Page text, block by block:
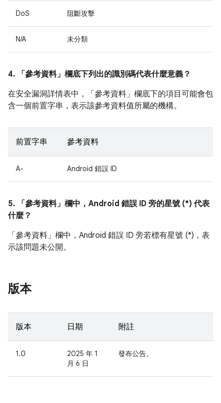
DoS 阻斷攻擊
N/A 未分類
4. 「參考資料」 欄底下列出的識別碼代表什麼意義？
在安全漏洞詳情表中，「參考資料」 欄底下的項目可能會包
含一個前置字串，表示該參考資料值所屬的機構。
前置字串 參考資料
A- Android 錯誤 ID
5. 「參考資料」 欄中，Android 錯誤 ID 旁的星號 (*) 代表
什麼？
「參考資料」 欄中，Android 錯誤 ID 旁若標有星號 (*)，表
示該問題未公開。
版本
版本 日期 附註
1.0
2025 年 1
月 6 日
發布公告。